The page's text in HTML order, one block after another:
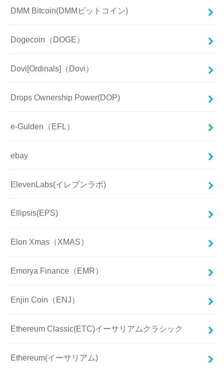
DMM Bitcoin(DMMビットコイン)
Dogecoin（DOGE）
Dovi[Ordinals]（Dovi）
Drops Ownership Power(DOP)
e-Gulden（EFL）
ebay
ElevenLabs(イレブンラボ)
Ellipsis(EPS)
Elon Xmas（XMAS）
Emorya Finance（EMR）
Enjin Coin（ENJ）
Ethereum Classic(ETC)イーサリアムクラシック
Ethereum(イーサリアム)